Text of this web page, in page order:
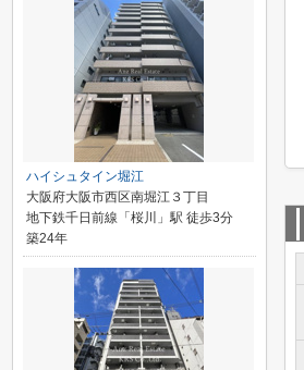
ハイシュタイン堀江
大阪府大阪市西区南堀江３丁目
地下鉄千日前線「桜川」駅 徒歩3分
築24年